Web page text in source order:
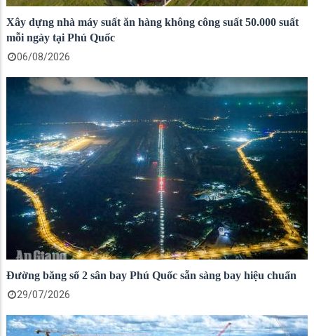
Xây dựng nhà máy suất ăn hàng không công suất 50.000 suất
mỗi ngày tại Phú Quốc
06/08/2026
Đường băng số 2 sân bay Phú Quốc sẵn sàng bay hiệu chuẩn
29/07/2026